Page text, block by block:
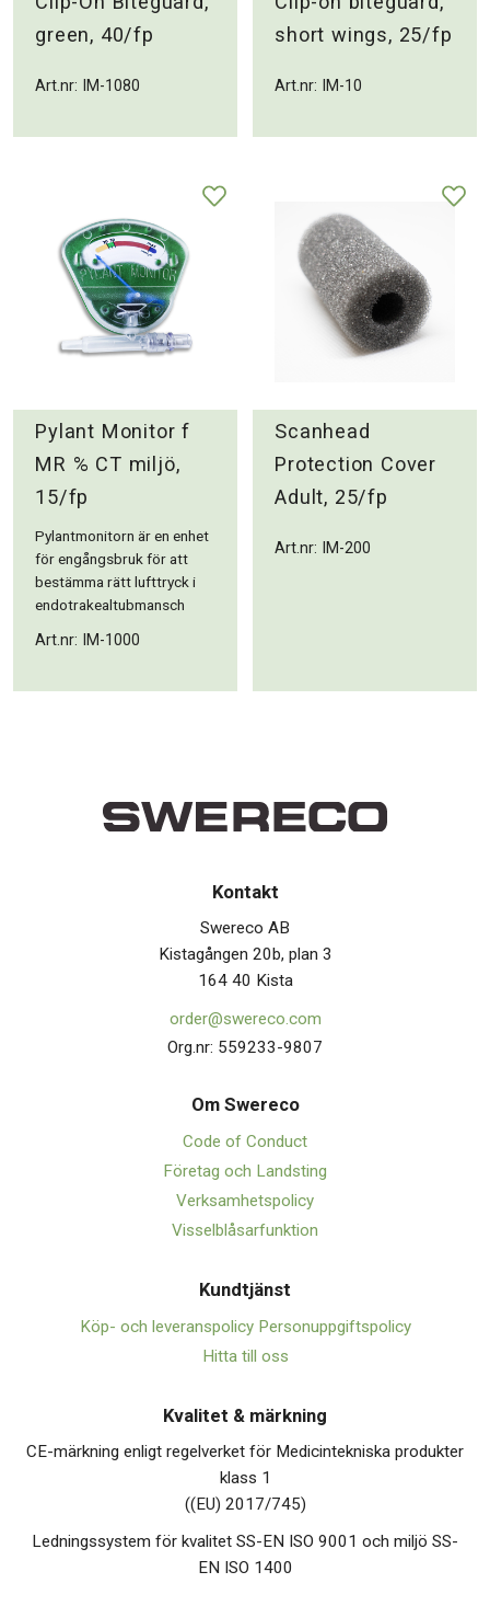
green, 40/fp
Art.nr: IM-1080
short wings, 25/fp
Art.nr: IM-10
Pylant Monitor f
MR % CT miljö,
15/fp
Pylantmonitorn är en enhet
för engångsbruk för att
bestämma rätt lufttryck i
endotrakealtubmansch
Art.nr: IM-1000
Scanhead
Protection Cover
Adult, 25/fp
Art.nr: IM-200
Kontakt
Swereco AB
Kistagången 20b, plan 3
164 40 Kista
order@swereco.com
Org.nr: 559233-9807
Om Swereco
Code of Conduct
Företag och Landsting
Verksamhetspolicy
Visselblåsarfunktion
Kundtjänst
Köp- och leveranspolicy Personuppgiftspolicy
Hitta till oss
Kvalitet & märkning
CE-märkning enligt regelverket för Medicintekniska produkter
klass 1
((EU) 2017/745)
Ledningssystem för kvalitet SS-EN ISO 9001 och miljö SS-
EN ISO 1400